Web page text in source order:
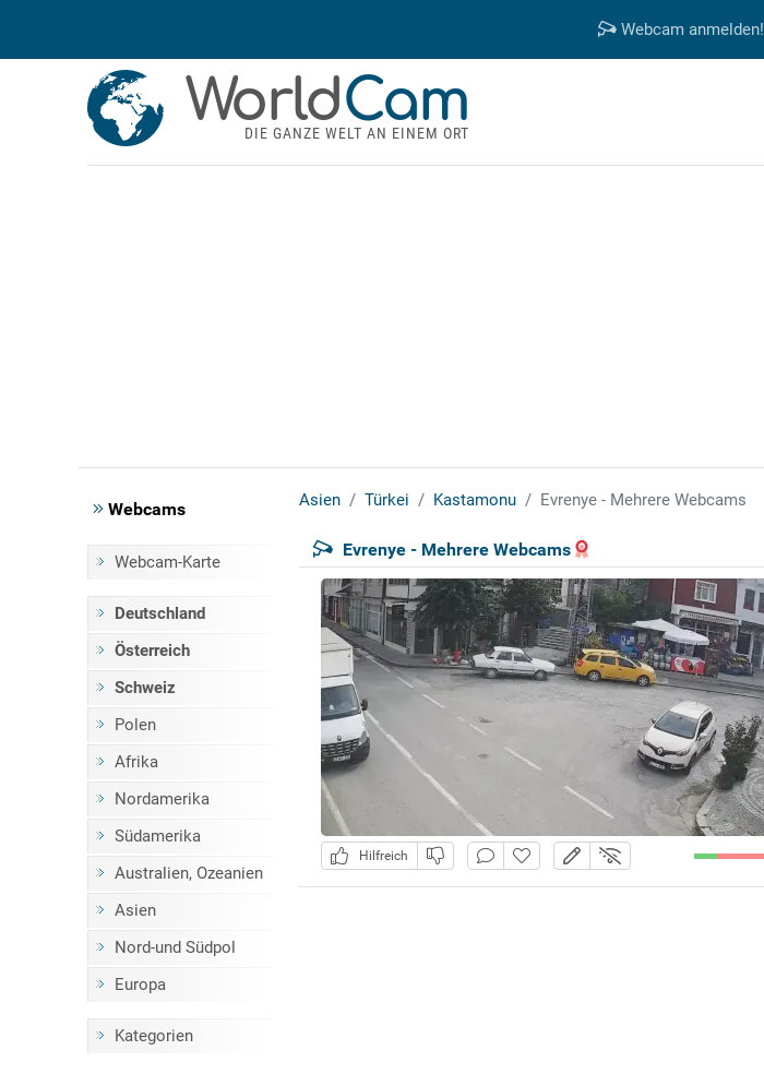
Webcam anmelden!
WorldCam
DIE GANZE WELT AN EINEM ORT
Webcams
Webcam-Karte
Deutschland
Österreich
Schweiz
Polen
Afrika
Nordamerika
Südamerika
Australien, Ozeanien
Asien
Nord-und Südpol
Europa
Kategorien
Asien Türkei Kastamonu Evrenye - Mehrere Webcams
Evrenye - Mehrere Webcams
Hilfreich